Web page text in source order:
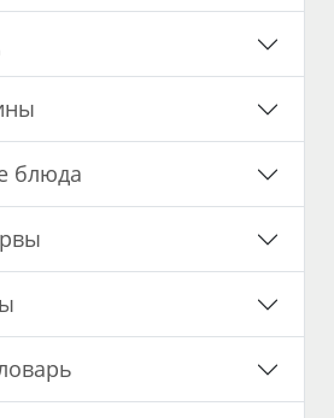
блюда